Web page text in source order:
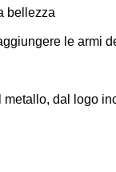
bellezza
le armi
dal logo